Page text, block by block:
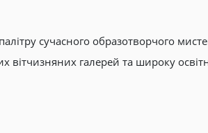
сучасного образотворчого
вітчизняних галерей та широку